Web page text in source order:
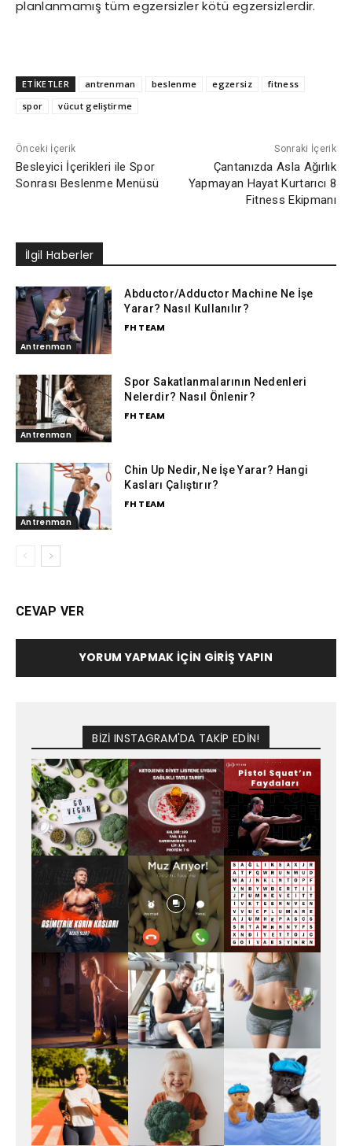
planlanmamış tüm egzersizler kötü egzersizlerdir.
ETİKETLER antrenman beslenme egzersiz
fitness
spor
vücut geliştirme
Önceki İçerik
Besleyici İçerikleri ile Spor
Sonrası Beslenme Menüsü
Sonraki İçerik
Çantanızda Asla Ağırlık
Yapmayan Hayat Kurtarıcı 8
Fitness Ekipmanı
İlgil Haberler
Antrenman
Abductor/Adductor Machine Ne İşe
Yarar? Nasıl Kullanılır?
FH TEAM
Antrenman
Spor Sakatlanmalarının Nedenleri
Nelerdir? Nasıl Önlenir?
FH TEAM
Antrenman
Chin Up Nedir, Ne İşe Yarar? Hangi
Kasları Çalıştırır?
FH TEAM
CEVAP VER
YORUM YAPMAK İÇIN GIRIŞ YAPIN
BİZİ INSTAGRAM'DA TAKİP EDİN!